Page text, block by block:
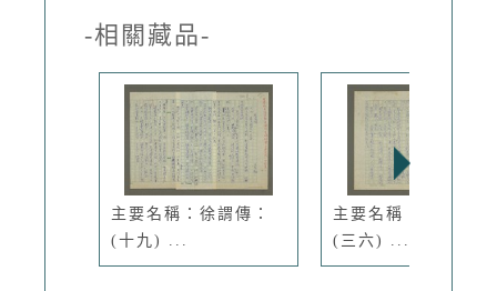
-相關藏品-
主要名稱：徐謂傳：
(十九) ...
主要名稱：徐渭傳：
(三六) ...